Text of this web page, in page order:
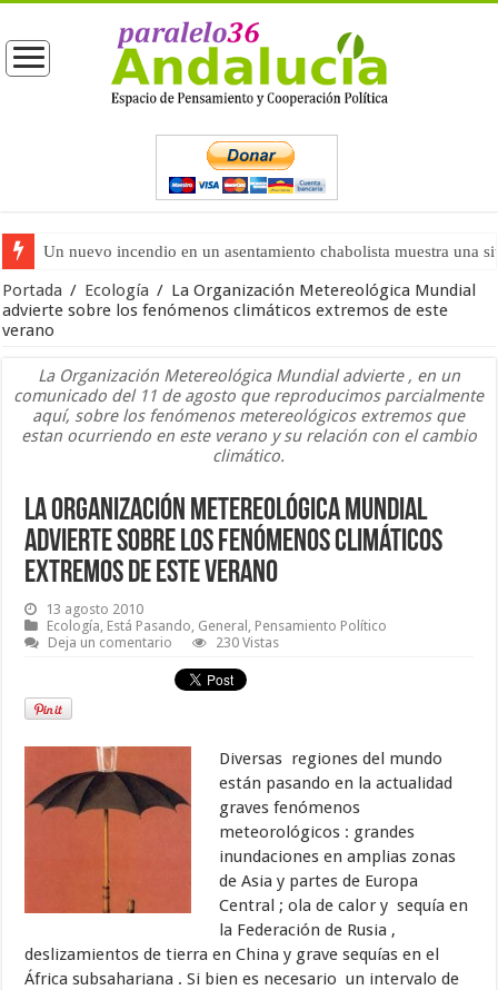
Calidad democrática en España según el CIS (junio de 2026)
Portada / Ecología / La Organización Metereológica Mundial
advierte sobre los fenómenos climáticos extremos de este
verano
La Organización Metereológica Mundial advierte , en un
comunicado del 11 de agosto que reproducimos parcialmente
aquí, sobre los fenómenos metereológicos extremos que
estan ocurriendo en este verano y su relación con el cambio
climático.
La Organización Metereológica Mundial
advierte sobre los fenómenos climáticos
extremos de este verano
13 agosto 2010
Ecología, Está Pasando, General , Pensamiento Político
Deja un comentario
230 Vistas
Diversas regiones del mundo
están pasando en la actualidad
graves fenómenos
meteorológicos : grandes
inundaciones en amplias zonas
de Asia y partes de Europa
Central ; ola de calor y sequía en
la Federación de Rusia ,
deslizamientos de tierra en China y grave sequías en el
África subsahariana . Si bien es necesario un intervalo de